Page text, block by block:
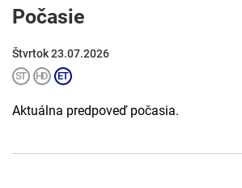
Počasie
Štvrtok 23.07.2026
Aktuálna predpoveď počasia.